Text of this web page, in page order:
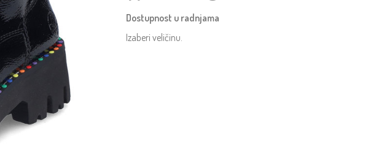
Dostupnost u radnjama
Izaberi veličinu.